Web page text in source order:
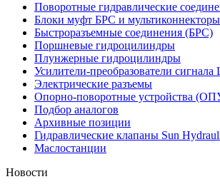
Поворотные гидравлические
Блоки муфт БРС и
Быстроразъемные соединения (БРС)
Поршневые гидроцилиндры
Плунжерные гидроцилиндры
Усилители-преобразователи
Электрические разъемы
Опорно-поворотные устройства
Подбор аналогов
Архивные позиции
Гидравлические клапаны Sun
Маслостанции
Новости